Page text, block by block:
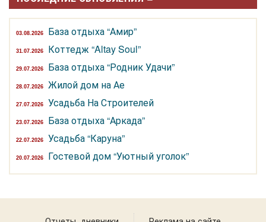
03.08.2026 База отдыха “Амир”
31.07.2026 Коттедж “Altay Soul”
29.07.2026 База отдыха “Родник Удачи”
28.07.2026 Жилой дом на Ае
27.07.2026 Усадьба На Строителей
23.07.2026 База отдыха “Аркада”
22.07.2026 Усадьба “Каруна”
20.07.2026 Гостевой дом “Уютный уголок”